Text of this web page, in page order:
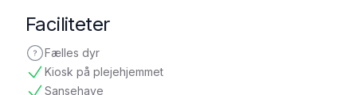
Faciliteter
Fælles dyr
ikke oplyst
Kiosk på plejehjemmet
tilgængelig
Sansehave